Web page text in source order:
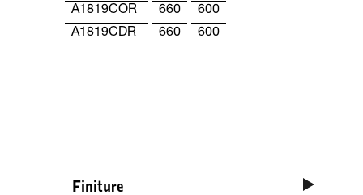
A1819COR
660
600
A1819CDR
660 600
Finiture